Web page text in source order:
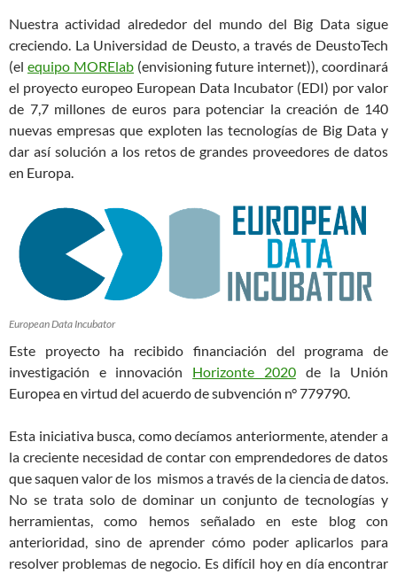
Nuestra actividad alrededor del mundo del Big Data sigue
creciendo. La Universidad de Deusto, a través de DeustoTech
(el equipo MORElab (envisioning future internet)), coordinará
el proyecto europeo European Data Incubator (EDI) por valor
de 7,7 millones de euros para potenciar la creación de 140
nuevas empresas que exploten las tecnologías de Big Data y
dar así solución a los retos de grandes proveedores de datos
en Europa.
European Data Incubator
Este proyecto ha recibido financiación del programa de
investigación e innovación Horizonte 2020de la Unión
Europea en virtud del acuerdo de subvención n° 779790.
Esta iniciativa busca, como decíamos anteriormente, atender a
la creciente necesidad de contar con emprendedores de datos
que saquen valor de los mismos a través de la ciencia de datos.
No se trata solo de dominar un conjunto de tecnologías y
herramientas, como hemos señalado en este blog con
anterioridad, sino de aprender cómo poder aplicarlos para
resolver problemas de negocio. Es difícil hoy en día encontrar